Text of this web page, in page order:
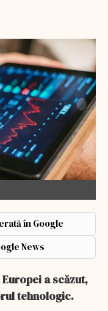
în Google
News
a scăzut,
tehnologic.